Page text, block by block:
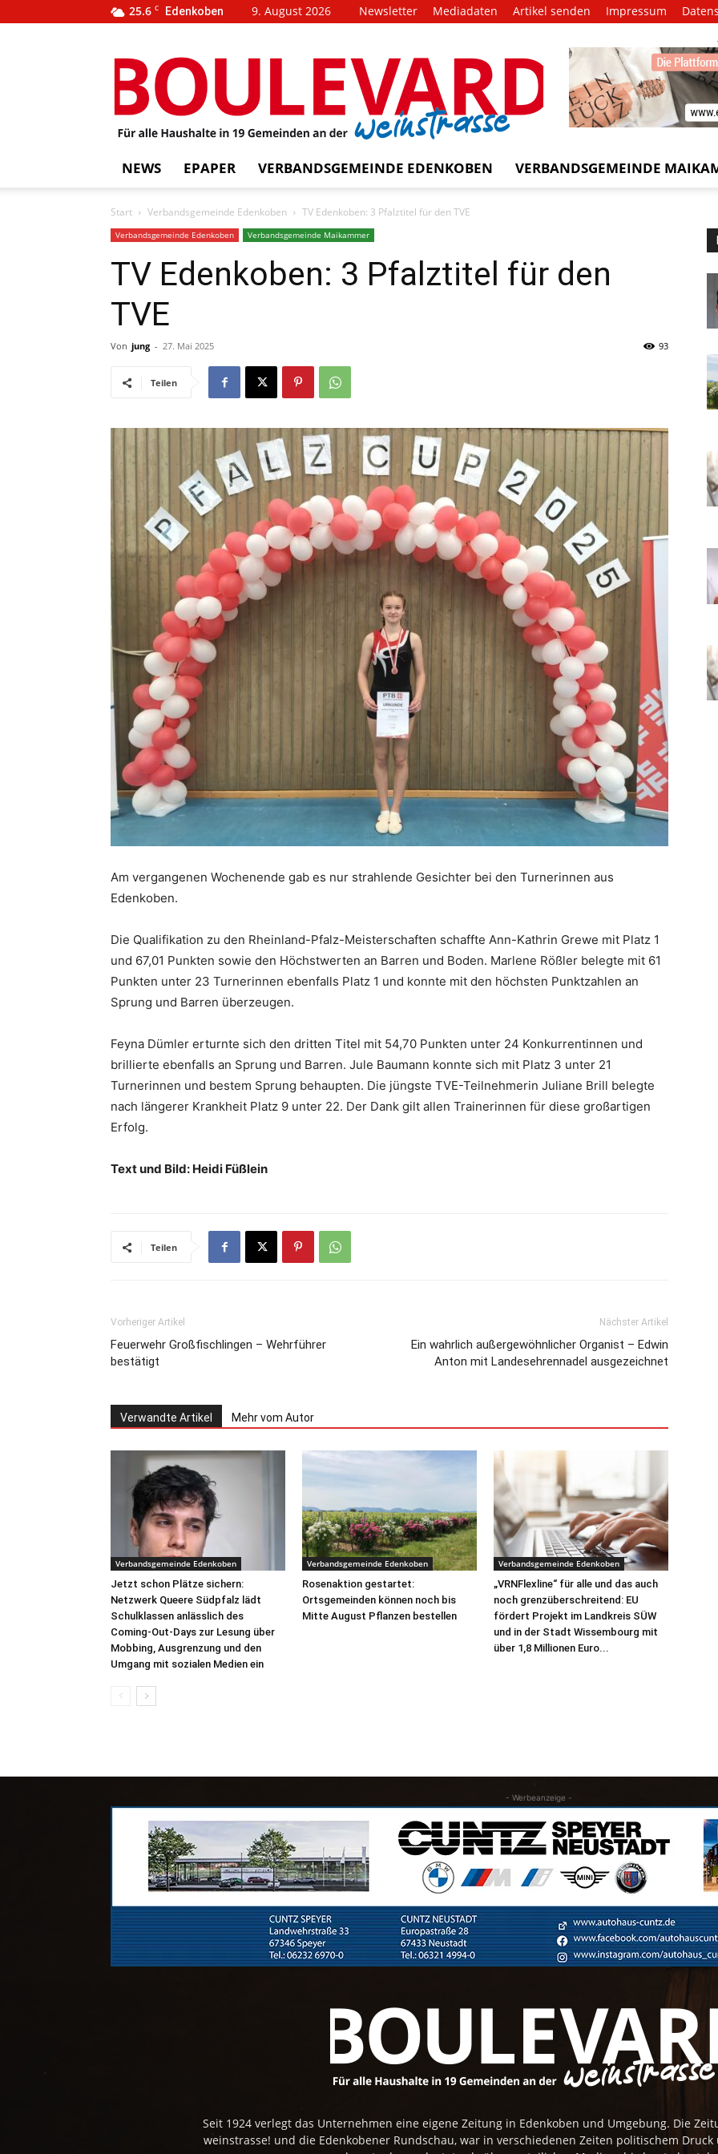
25.6 C Edenkoben 9. August 2026 Newsletter Mediadaten Artikel senden Impressum
BOULEVARD
weinstrasse!
NEWS EPAPER VERBANDSGEMEINDE EDENKOBEN VERBANDSGEMEINDE
Start Verbandsgemeinde Edenkoben TV Edenkoben: 3 Pfalztitel für den TVE
Verbandsgemeinde Edenkoben Verbandsgemeinde Maikammer
TV Edenkoben: 3 Pfalztitel für den
TVE
Von jung - 27. Mai 2025 93
Teilen
Am vergangenen Wochenende gab es nur strahlende Gesichter bei den Turnerinnen aus
Edenkoben.
Die Qualifikation zu den Rheinland-Pfalz-Meisterschaften schaffte Ann-Kathrin Grewe mit Platz 1
und 67,01 Punkten sowie den Höchstwerten an Barren und Boden. Marlene Rößler belegte mit 61
Punkten unter 23 Turnerinnen ebenfalls Platz 1 und konnte mit den höchsten Punktzahlen an
Sprung und Barren überzeugen.
Feyna Dümler erturnte sich den dritten Titel mit 54,70 Punkten unter 24 Konkurrentinnen und
brillierte ebenfalls an Sprung und Barren. Jule Baumann konnte sich mit Platz 3 unter 21
Turnerinnen und bestem Sprung behaupten. Die jüngste TVE-Teilnehmerin Juliane Brill belegte
nach längerer Krankheit Platz 9 unter 22. Der Dank gilt allen Trainerinnen für diese großartigen
Erfolg.
Text und Bild: Heidi Füßlein
Teilen
Vorheriger Artikel
Feuerwehr Großfischlingen – Wehrführer
bestätigt
Nächster Artikel
Ein wahrlich außergewöhnlicher Organist – Edwin
Anton mit Landesehrennadel ausgezeichnet
Verwandte Artikel Mehr vom Autor
Verbandsgemeinde Edenkoben
Jetzt schon Plätze sichern:
Netzwerk Queere Südpfalz lädt
Schulklassen anlässlich des
Coming-Out-Days zur Lesung über
Mobbing, Ausgrenzung und den
Umgang mit sozialen Medien ein
Verbandsgemeinde Edenkoben
Rosenaktion gestartet:
Ortsgemeinden können noch bis
Mitte August Pflanzen bestellen
Verbandsgemeinde Edenkoben
„VRNFlexline“ für alle und das auch
noch grenzüberschreitend: EU
fördert Projekt im Landkreis SÜW
und in der Stadt Wissembourg mit
über 1,8 Millionen Euro...
- Werbeanzeige -
Seit 1924 verlegt das Unternehmen eine eigene Zeitung in Edenkoben und Umgebung. Die
weinstrasse! und die Edenkobener Rundschau, war in verschiedenen Zeiten politischem